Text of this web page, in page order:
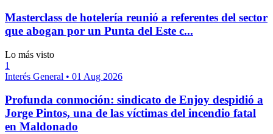
Masterclass de hotelería reunió a referentes del sector
que abogan por un Punta del Este c...
Lo más visto
1
Interés General • 01 Aug 2026
Profunda conmoción: sindicato de Enjoy despidió a
Jorge Pintos, una de las víctimas del incendio fatal
en Maldonado